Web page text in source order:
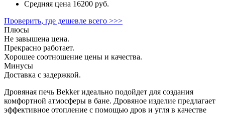
Средняя цена 16200 руб.
Проверить, где дешевле всего >>>
Плюсы
Не завышена цена.
Прекрасно работает.
Хорошее соотношение цены и качества.
Минусы
Доставка с задержкой.
Дровяная печь Bekker идеально подойдет для создания
комфортной атмосферы в бане. Дровяное изделие предлагает
эффективное отопление с помощью дров и угля в качестве